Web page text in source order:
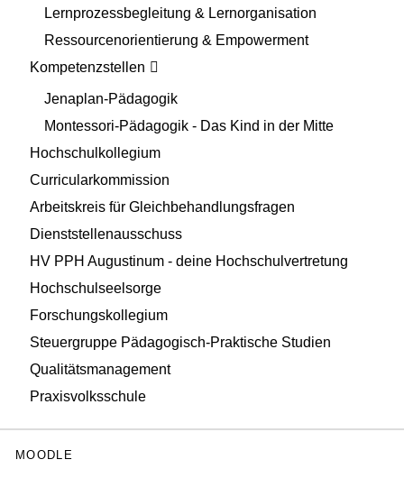
Lernprozessbegleitung & Lernorganisation
Ressourcenorientierung & Empowerment
Kompetenzstellen
Jenaplan-Pädagogik
Montessori-Pädagogik - Das Kind in der Mitte
Hochschulkollegium
Curricularkommission
Arbeitskreis für Gleichbehandlungsfragen
Dienststellenausschuss
HV PPH Augustinum - deine Hochschulvertretung
Hochschulseelsorge
Forschungskollegium
Steuergruppe Pädagogisch-Praktische Studien
Qualitätsmanagement
Praxisvolksschule
MOODLE